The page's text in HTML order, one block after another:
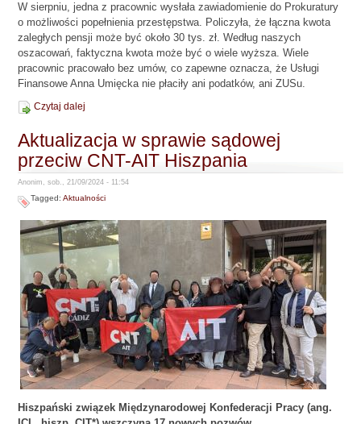
W sierpniu, jedna z pracownic wysłała zawiadomienie do Prokuratury
o możliwości popełnienia przestępstwa. Policzyła, że łączna kwota
zaległych pensji może być około 30 tys. zł. Według naszych
oszacowań, faktyczna kwota może być o wiele wyższa. Wiele
pracownic pracowało bez umów, co zapewne oznacza, że Usługi
Finansowe Anna Umięcka nie płaciły ani podatków, ani ZUSu.
Czytaj dalej
Aktualizacja w sprawie sądowej
przeciw CNT-AIT Hiszpania
Anonim, sob., 21/09/2024 - 11:54
Tagged:Aktualności
Hiszpański związek Międzynarodowej Konfederacji Pracy (ang.